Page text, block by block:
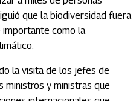
que la biodiversidad fuera
importante como la
la visita de los jefes de
ministros y ministras que